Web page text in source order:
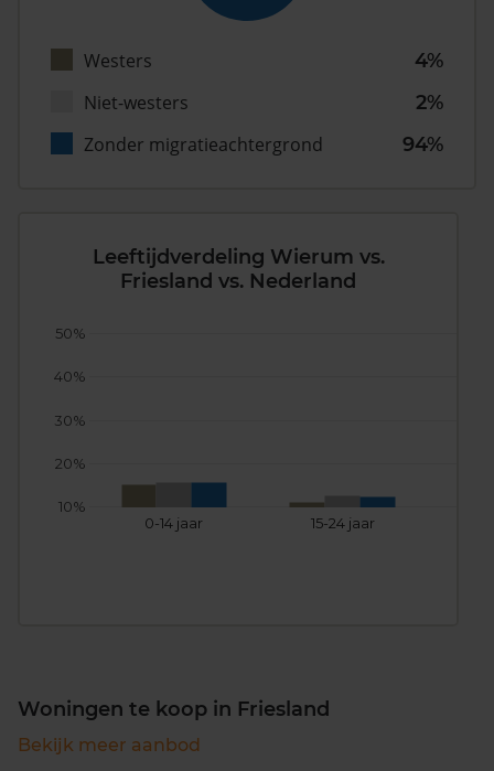
Westers
4%
Niet-westers
2%
Zonder migratieachtergrond
94%
Leeftijdverdeling Wierum vs.
Friesland vs. Nederland
0-14 jaar 15-24 jaar
10%
20%
30%
40%
50%
Woningen te koop in Friesland
Bekijk meer aanbod